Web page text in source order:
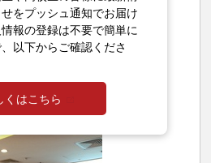
をプッシュ通知でお届け
報の登録は不要で簡単に
以下からご確認くださ
くはこちら